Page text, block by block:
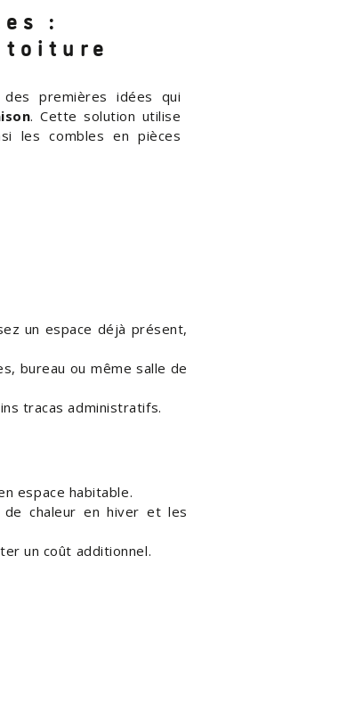
:
toiture
des premières idées qui
. Cette solution utilise
les combles en pièces
un espace déjà présent,
bureau ou même salle de
tracas administratifs.
espace habitable.
chaleur en hiver et les
un coût additionnel.